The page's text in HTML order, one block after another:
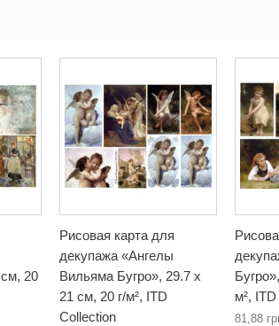
20
Рисовая карта для
декупажа «Ангелы
Вильяма Бугро», 29.7 x
21 см, 20 г/м², ITD
Collection
м²,
81,88